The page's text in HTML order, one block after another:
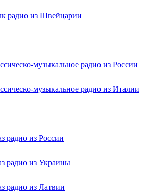
радио из Швейцарии
музыкальное радио из России
музыкальное радио из Италии
радио из России
радио из Украины
радио из Латвии